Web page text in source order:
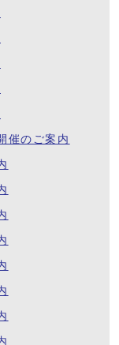
催のご案内